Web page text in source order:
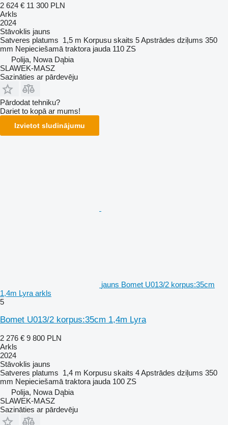
2 624 € 11 300 PLN
Arkls
2024
Stāvoklis jauns
Satveres platums 1,5 m Korpusu skaits 5Apstrādes dziļums 350
mm Nepieciešamā traktora jauda 110 ZS
Polija, Nowa Dąbia
SLAWEK-MASZ
Sazināties ar pārdevēju
Pārdodat tehniku?
Dariet to kopā ar mums!
Izvietot sludinājumu
jauns Bomet U013/2 korpus:35cm
1,4m Lyra arkls
5
Bomet U013/2 korpus:35cm 1,4m Lyra
2 276 € 9 800 PLN
Arkls
2024
Stāvoklis jauns
Satveres platums 1,4 m Korpusu skaits 4Apstrādes dziļums 350
mm Nepieciešamā traktora jauda 100 ZS
Polija, Nowa Dąbia
SLAWEK-MASZ
Sazināties ar pārdevēju